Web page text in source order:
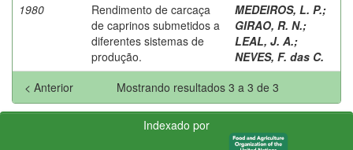
1980
Rendimento de carcaça
de caprinos submetidos a
diferentes sistemas de
produção.
MEDEIROS, L. P.;
GIRAO, R. N.;
LEAL, J. A.;
NEVES, F. das C.
Mostrando resultados 3 a 3 de 3
< Anterior
Indexado por